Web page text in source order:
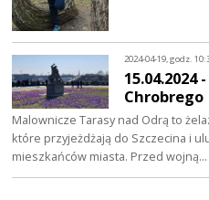
2024-04-19, godz.
15.04.2024
Chrobrego
Malownicze Tarasy nad Odrą to
które przyjeżdżają do Szczecina i
mieszkańców miasta. Przed wojną…